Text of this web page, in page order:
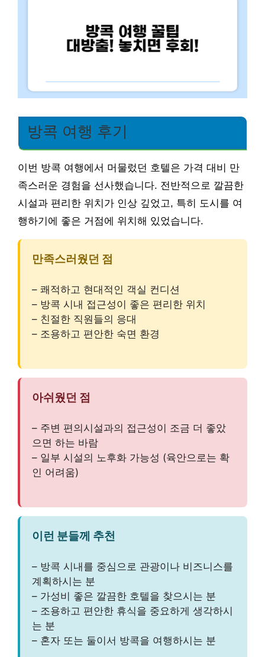
방콕 여행 후기
이번 방콕 여행에서 머물렀던 호텔은 가격 대비 만
족스러운 경험을 선사했습니다. 전반적으로 깔끔한
시설과 편리한 위치가 인상 깊었고, 특히 도시를 여
행하기에 좋은 거점에 위치해 있었습니다.
만족스러웠던 점
– 쾌적하고 현대적인 객실 컨디션
– 방콕 시내 접근성이 좋은 편리한 위치
– 친절한 직원들의 응대
– 조용하고 편안한 숙면 환경
아쉬웠던 점
– 주변 편의시설과의 접근성이 조금 더 좋았
으면 하는 바람
– 일부 시설의 노후화 가능성 (육안으로는 확
인 어려움)
이런 분들께 추천
– 방콕 시내를 중심으로 관광이나 비즈니스를
계획하시는 분
– 가성비 좋은 깔끔한 호텔을 찾으시는 분
– 조용하고 편안한 휴식을 중요하게 생각하시
는 분
– 혼자 또는 둘이서 방콕을 여행하시는 분